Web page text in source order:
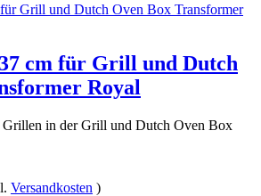
cm für Grill und Dutch
Royal
in der Grill und Dutch Oven Box
Versandkosten )